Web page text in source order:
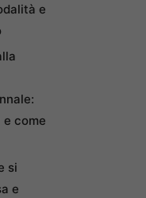
e
come
si
e